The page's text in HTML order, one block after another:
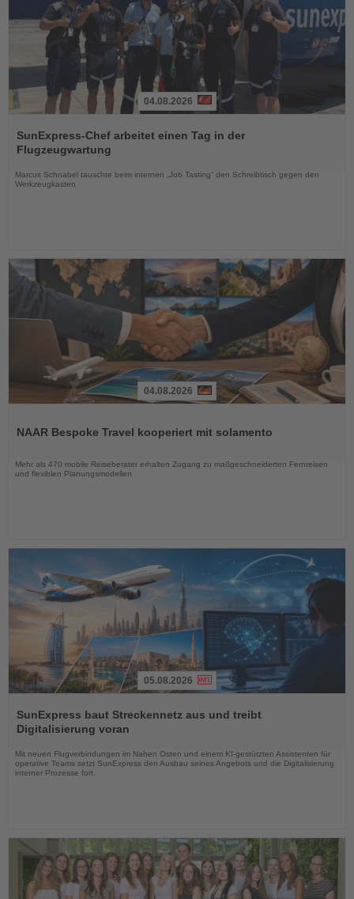
Sie
die
Nachrichten
04.08.2026
SunExpress-Chef arbeitet einen Tag in der
Flugzeugwartung
Marcus Schnabel tauschte beim internen „Job Tasting“ den Schreibtisch gegen den
Werkzeugkasten
die
04.08.2026
NAAR Bespoke Travel kooperiert mit solamento
Mehr als 470 mobile Reiseberater erhalten Zugang zu maßgeschneiderten Fernreisen
und flexiblen Planungsmodellen
Sie
die
Nachrichten
05.08.2026
SunExpress baut Streckennetz aus und treibt
Digitalisierung voran
Mit neuen Flugverbindungen im Nahen Osten und einem KI-gestützten Assistenten für
operative Teams setzt SunExpress den Ausbau seines Angebots und die Digitalisierung
interner Prozesse fort.